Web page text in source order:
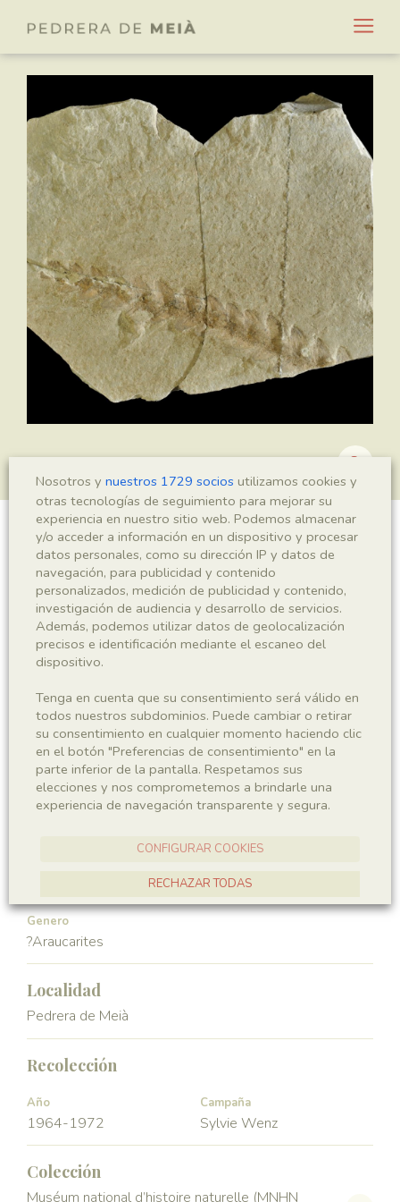
?Araucarites sp.
Sigla
MNHN 17969c
Taxonomía
Reino
Plantae
Phyllum
Spermatophyta
Subphyllum
Gymnospermae
Clase
Pinopsida
Araucariaceae
Genero
?Araucarites
Localidad
Pedrera de Meià
Recolección
Año
1964-1972
Campaña
Sylvie Wenz
Colección
Muséum national d’histoire naturelle (MNHN
Nosotros y nuestros 1729 socios utilizamos cookies y
otras tecnologías de seguimiento para mejorar su
experiencia en nuestro sitio web. Podemos almacenar
y/o acceder a información en un dispositivo y procesar
datos personales, como su dirección IP y datos de
navegación, para publicidad y contenido
personalizados, medición de publicidad y contenido,
investigación de audiencia y desarrollo de servicios.
Además, podemos utilizar datos de geolocalización
precisos e identificación mediante el escaneo del
dispositivo.
Tenga en cuenta que su consentimiento será válido en
todos nuestros subdominios. Puede cambiar o retirar
su consentimiento en cualquier momento haciendo clic
en el botón "Preferencias de consentimiento" en la
parte inferior de la pantalla. Respetamos sus
elecciones y nos comprometemos a brindarle una
experiencia de navegación transparente y segura.
CONFIGURAR COOKIES
RECHAZAR TODAS
ACEPTAR TODAS